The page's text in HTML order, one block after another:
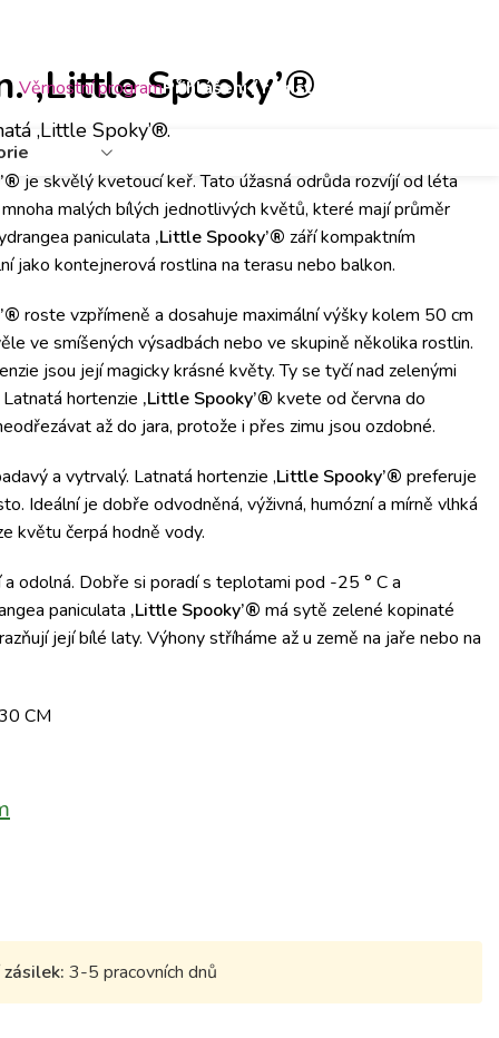
Věrnostní programPřihlášení / registrace
‚Little Spooky’®
‚Little Spoky’®.
je skvělý kvetoucí keř. Tato úžasná odrůda rozvíjí od léta
malých bílých jednotlivých květů, které mají průměr
paniculata ‚Little Spooky’® září kompaktním
jako kontejnerová rostlina na terasu nebo balkon.
roste vzpřímeně a dosahuje maximální výšky kolem 50 cm
ve smíšených výsadbách nebo ve skupině několika rostlin.
jsou její magicky krásné květy. Ty se tyčí nad zelenými
hortenzie ‚Little Spooky’® kvete od června do
až do jara, protože i přes zimu jsou ozdobné.
a vytrvalý. Latnatá hortenzie ‚Little Spooky’® preferuje
Ideální je dobře odvodněná, výživná, humózní a mírně vlhká
květu čerpá hodně vody.
odolná. Dobře si poradí s teplotami pod -25 ° C a
paniculata ‚Little Spooky’® má sytě zelené kopinaté
její bílé laty. Výhony stříháme až u země na jaře nebo na
CM
3-5 pracovních dnů